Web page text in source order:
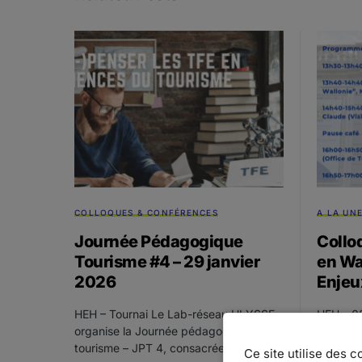
Ce site utilise des
COLLOQUES & CONFÉRENCES
Journée Pédagogique
Tourisme #4 – 29 janvier
2026
HEH – Tournai Le Lab-réseau ULYSSE
organise la Journée pédagogique du
tourisme – JPT 4, consacrée à une…
A LA
en
HEH –